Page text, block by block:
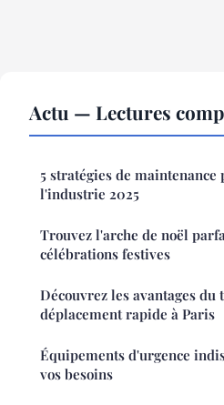
Actu — Lectures
5 stratégies de
l'industrie 2025
Trouvez l'arche de noël
célébrations festives
Découvrez les avantages
déplacement rapide à Paris
Équipements d'urgence
vos besoins